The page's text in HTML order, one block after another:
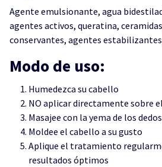
Agente emulsionante, agua
agentes activos, queratina,
conservantes, agentes
Modo de uso:
Humedezca su cabello
NO aplicar directamente sobre
Masajee con la yema de los dedos
Moldee el cabello a su gusto
Aplique el tratamiento
resultados óptimos